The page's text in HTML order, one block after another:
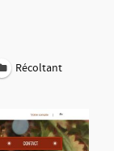
Récoltant